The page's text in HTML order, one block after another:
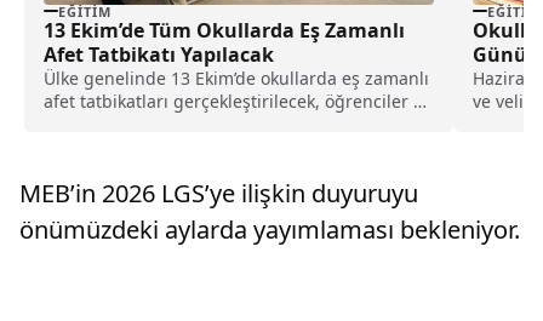
EĞITIM
13 Ekim’de Tüm Okullarda Eş Zamanlı
Afet Tatbikatı Yapılacak
Ülke genelinde 13 Ekim’de okullarda eş zamanlı
afet tatbikatları gerçekleştirilecek, öğrenciler ve
EĞITIM
Günü
Haziran
ve veli
MEB’in 2026 LGS’ye ilişkin duyuruyu
önümüzdeki aylarda yayımlaması bekleniyor.